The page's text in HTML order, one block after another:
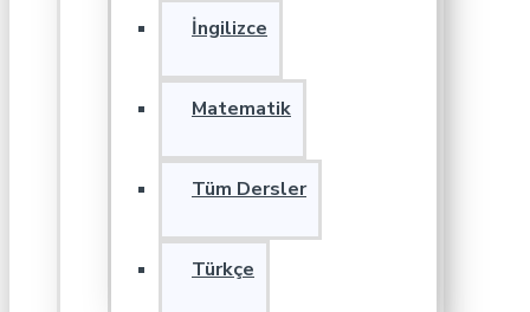
İngilizce
Matematik
Tüm Dersler
Türkçe